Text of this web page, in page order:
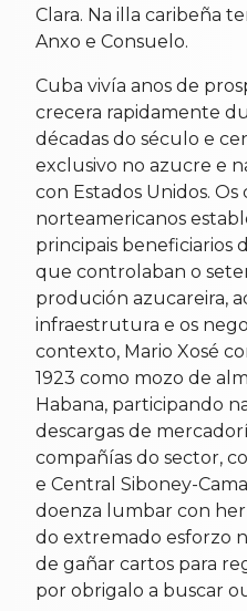
Clara. Na illa caribeña
Anxo e Consuelo.
Cuba vivía anos de
crecera rapidamente
décadas do século e
exclusivo no azucre e
con Estados Unidos. Os
norteamericanos
principais beneficiarios
que controlaban o
produción azucareira,
infraestrutura e os
contexto, Mario Xosé
1923 como mozo de
Habana, participando
descargas de
compañías do sector,
e Central Siboney-
doenza lumbar con
do extremado esforzo
de gañar cartos para
por obrigalo a buscar